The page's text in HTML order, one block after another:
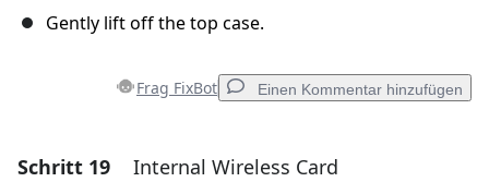
Gently lift off the top case.
Frag FixBot Einen Kommentar hinzufügen
Einen Kommentar hinzufügen
Schritt 19 Internal Wireless Card